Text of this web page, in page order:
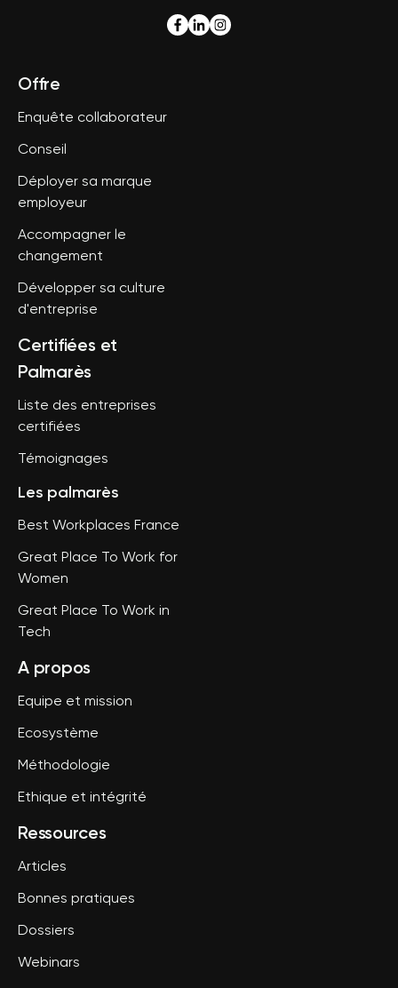
Offre
Enquête collaborateur
Conseil
Déployer sa marque
employeur
Accompagner le
changement
Développer sa culture
d'entreprise
Certifiées et
Palmarès
Liste des entreprises
certifiées
Témoignages
Les palmarès
Best Workplaces France
Great Place To Work for
Women
Great Place To Work in
Tech
A propos
Equipe et mission
Ecosystème
Méthodologie
Ethique et intégrité
Ressources
Articles
Bonnes pratiques
Dossiers
Webinars